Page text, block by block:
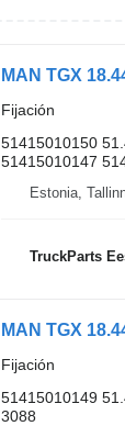
Fijación
51415010150
51415010147
Estonia,
TruckParts
Fijación
51415010149
3088